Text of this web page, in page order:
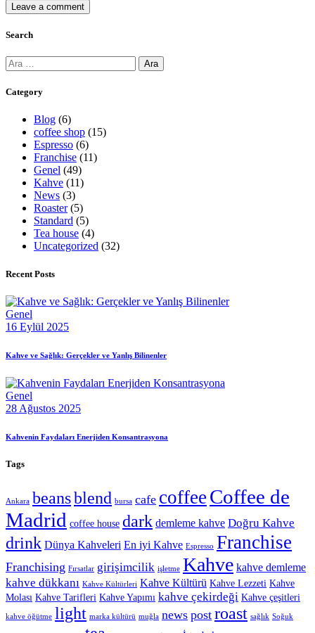
Search
Arama:
Category
Blog (6)
coffee shop (15)
Espresso (6)
Franchise (11)
Genel (49)
Kahve (11)
News (3)
Roaster(5)
Standard (5)
Tea house (4)
Uncategorized (32)
Recent Posts
Genel
16 Eylül 2025
Kahve ve Sağlık: Gerçekler ve Yanlış Bilinenler
Genel
28 Ağustos 2025
Kahvenin Faydaları Enerjiden Konsantrasyona
Tags
Ankara beansblend bursa cafe coffee Coffee de
Madrid coffee house dark demleme kahve Doğru Kahve
drink Dünya Kahveleri En iyi Kahve Espresso Franchise
Franchising Fırsatlar girişimcilik işletme Kahve kahve demleme
kahve dükkanı Kahve Kültürleri Kahve Kültürü Kahve Lezzeti Kahve
Molası Kahve Tarifleri Kahve Yapımı kahve çekirdeği Kahve çeşitleri
kahve öğütme light marka kültürü muğla news post roast sağlık Soğuk